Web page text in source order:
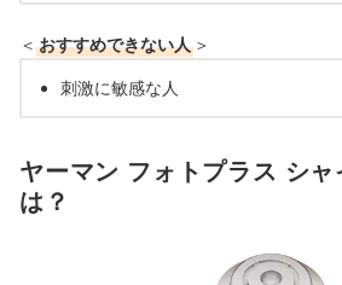
＜ おすすめできない人 ＞
刺激に敏感な人
ヤーマン フォトプラス シャ
は？